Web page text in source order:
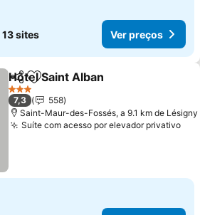
13 sites Ver preços
PartilharAdicionar aos favoritos
Hôtel Saint Alban
3 Estrelas
7,3
558
Saint-Maur-des-Fossés, a 9.1 km de Lésigny
Suíte com acesso por elevador privativo